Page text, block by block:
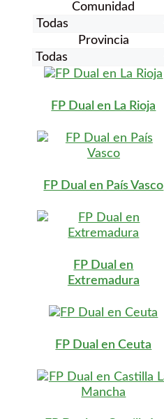
Comunidad
Provincia
FP Dual en La Rioja
FP Dual en País Vasco
FP Dual en
Extremadura
FP Dual en Ceuta